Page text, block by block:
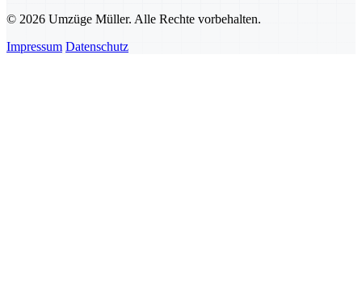
© 2026 Umzüge Müller. Alle Rechte vorbehalten.
Impressum Datenschutz